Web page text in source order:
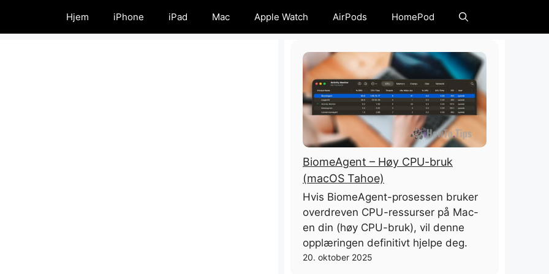
Hjem iPhone iPad Mac Apple Watch AirPods HomePod
BiomeAgent – ​​Høy CPU-bruk
(macOS Tahoe)
Hvis BiomeAgent-prosessen bruker
overdreven CPU-ressurser på Mac-
en din (høy CPU-bruk), vil denne
opplæringen definitivt hjelpe deg.
20. oktober 2025